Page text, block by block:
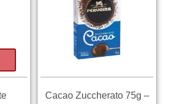
Cacao Zuccherato 75g –